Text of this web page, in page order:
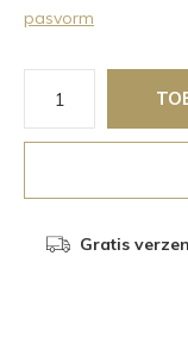
pasvorm
Gratis